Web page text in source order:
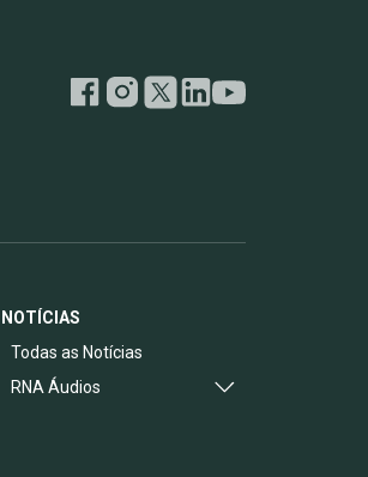
NOTÍCIAS
Todas as Notícias
RNA Áudios